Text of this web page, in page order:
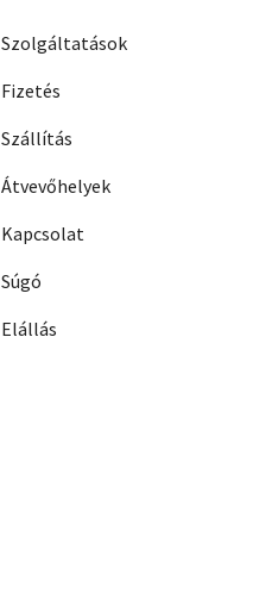
Szolgáltatások
Fizetés
Szállítás
Átvevőhelyek
Kapcsolat
Súgó
Elállás